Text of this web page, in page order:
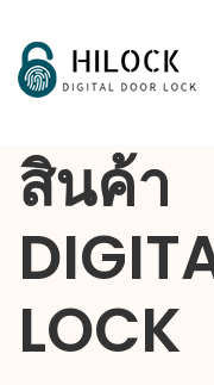
สินค้า
LOCK